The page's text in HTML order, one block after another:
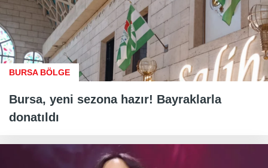
BURSA BÖLGE
Bursa, yeni sezona hazır! Bayraklarla
donatıldı